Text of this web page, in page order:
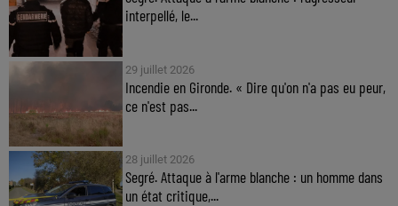
interpellé, le...
29 juillet 2026
Incendie en Gironde. « Dire qu'on n'a pas eu peur,
ce n'est pas...
28 juillet 2026
Segré. Attaque à l'arme blanche : un homme dans
un état critique,...